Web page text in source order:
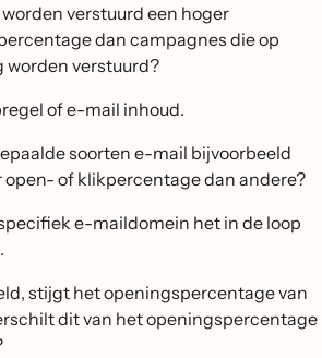
verstuurd een hoger
dan campagnes die op
worden verstuurd?
of e-mail inhoud.
soorten e-mail bijvoorbeeld
open- of klikpercentage dan andere?
e-maildomein het in de loop
stijgt het openingspercentage van
dit van het openingspercentage